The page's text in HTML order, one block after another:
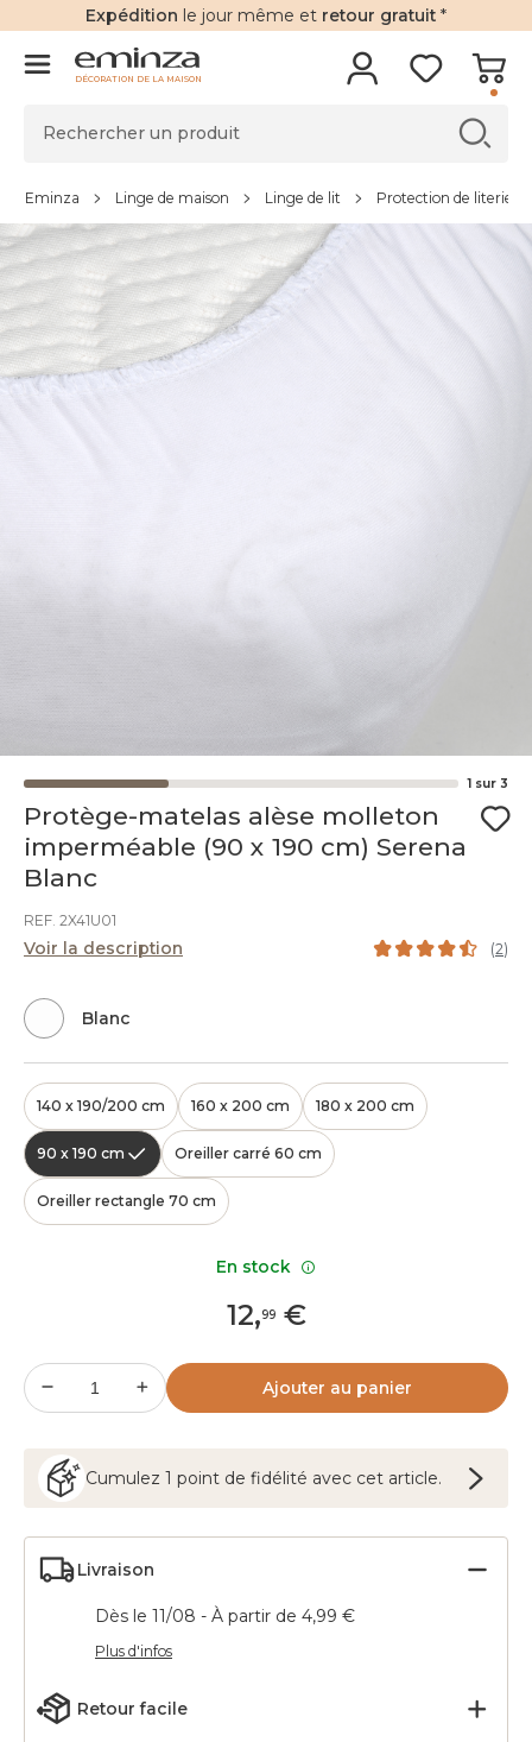
Expédition le jour même et retour gratuit *
DÉCORATION DE LA MAISON
Eminza Linge de maison Linge de lit Protection de literie
1 sur 3
Protège-matelas alèse molleton
imperméable (90 x 190 cm) Serena
Blanc
REF. 2X41U01
Voir la description (2)
Blanc
140 x 190/200 cm 160 x 200 cm 180 x 200 cm
90 x 190 cm Oreiller carré 60 cm
Oreiller rectangle 70 cm
12,99€
Ajouter au panier
Cumulez 1 point de fidélité avec cet article.
Livraison
Dès le 11/08 - À partir de 4,99 €
Plus d'infos
Retour facile